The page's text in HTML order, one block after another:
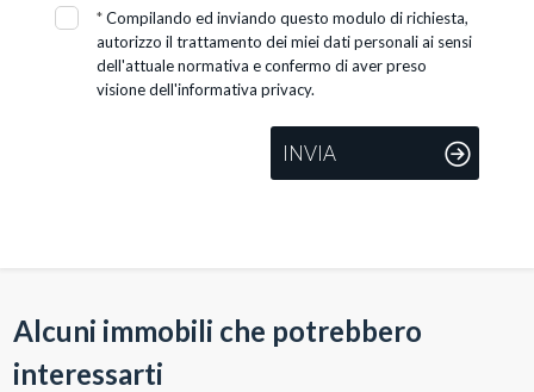
*Compilando ed inviando questo modulo di richiesta,
autorizzo il trattamento dei miei dati personali ai sensi
dell'attuale normativa e confermo di aver preso
visione dell'informativa privacy.
INVIA
Alcuni immobili che potrebbero
interessarti